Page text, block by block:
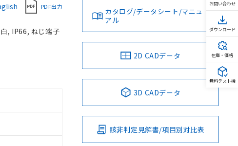
PDF出力
, IP66, ねじ端子
カタログ/データシート/マニュ
アル
2D CADデータ
3D CADデータ
該非判定見解書/項目別対比表
お問い合わせ
ダウンロード
在庫・価格
無料テスト機